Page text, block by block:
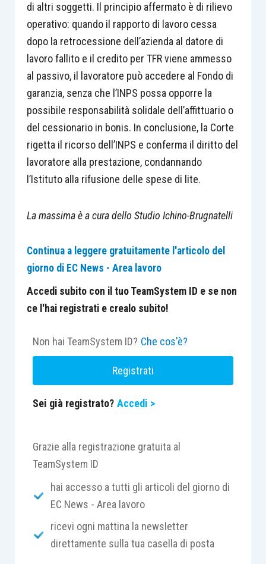
di altri soggetti. Il principio affermato è di rilievo
operativo: quando il rapporto di lavoro cessa
dopo la retrocessione dell’azienda al datore di
lavoro fallito e il credito per TFR viene ammesso
al passivo, il lavoratore può accedere al Fondo di
garanzia, senza che l’INPS possa opporre la
possibile responsabilità solidale dell’affittuario o
del cessionario in bonis. In conclusione, la Corte
rigetta il ricorso dell’INPS e conferma il diritto del
lavoratore alla prestazione, condannando
l’Istituto alla rifusione delle spese di lite.
La massima è a cura dello Studio Ichino-Brugnatelli
Continua a leggere gratuitamente l'articolo del
giorno di EC News - Area lavoro
Accedi subito con il tuo TeamSystem ID e se non
ce l'hai registrati e crealo subito!
Non hai TeamSystem ID? Che cos'è?
Registrati
Sei già registrato? Accedi >
Grazie alla registrazione gratuita al
TeamSystem ID
hai accesso a tutti gli articoli del giorno di
EC News - Area lavoro
ricevi ogni mattina la newsletter
direttamente sulla tua casella di posta